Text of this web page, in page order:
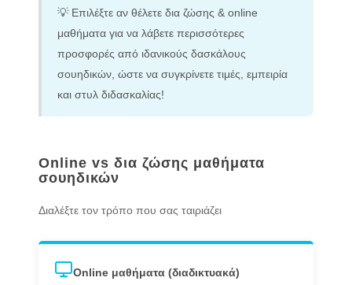
💡 Επιλέξτε αν θέλετε δια ζώσης & online
μαθήματα για να λάβετε περισσότερες
προσφορές από ιδανικούς δασκάλους
σουηδικών, ώστε να συγκρίνετε τιμές, εμπειρία
και στυλ διδασκαλίας!
Online vs δια ζώσης μαθήματα
σουηδικών
Διαλέξτε τον τρόπο που σας ταιριάζει
Online μαθήματα (διαδικτυακά)